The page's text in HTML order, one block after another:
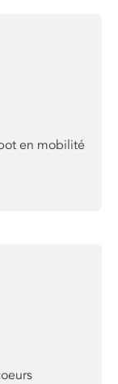
en mobilité